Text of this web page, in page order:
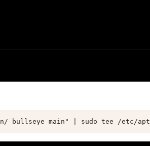
bullseye main" | sudo tee /etc/